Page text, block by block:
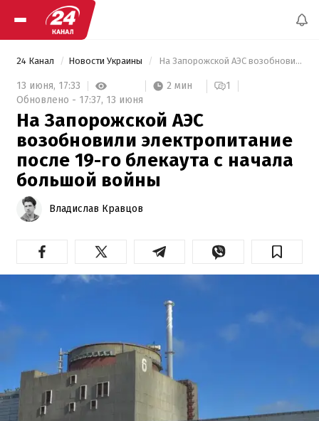
24 Канал Новости Украины На Запорожской АЭС возобновили электропитание после 19-го блекаута с начала большой войны
13 июня, 17:33 2 мин
1
Обновлено - 17:37, 13 июня
На Запорожской АЭС
возобновили электропитание
после 19-го блекаута с начала
большой войны
Владислав Кравцов